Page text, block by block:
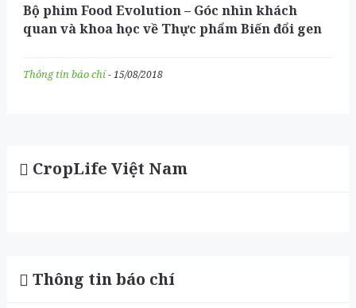
Bộ phim Food Evolution – Góc nhìn khách
quan và khoa học về Thực phẩm Biến đổi gen
Thông tin báo chí- 15/08/2018
CropLife Việt Nam
Thông tin báo chí